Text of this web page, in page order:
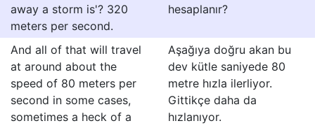
away a storm is'? 320
meters per second.
hesaplanır?
And all of that will travel
at around about the
speed of 80 meters per
second in some cases,
sometimes a heck of a
Aşağıya doğru akan bu
dev kütle saniyede 80
metre hızla ilerliyor.
Gittikçe daha da
hızlanıyor.